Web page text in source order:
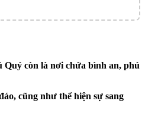
Quý còn là nơi chứa bình an, phú
cũng như thể hiện sự sang